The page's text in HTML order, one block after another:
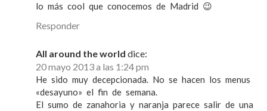
lo más cool que conocemos de Madrid 😉
Responder
All around the world dice:
20 mayo 2013 a las 1:24 pm
He sido muy decepcionada. No se hacen los menus
«desayuno» el fin de semana.
El sumo de zanahoria y naranja parece salir de una